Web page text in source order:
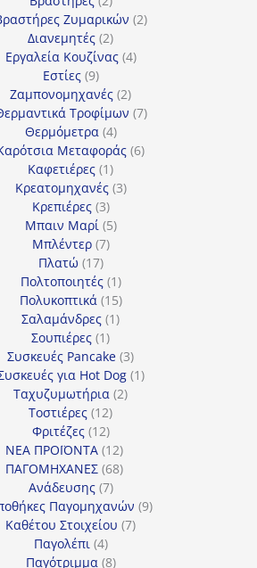
προϊόντα
Ζυμαρικών 22
Διανεμητές 22
προϊόντα
Εργαλεία Κουζίνας 44
Εστίες 99
προϊόντα
Ζαμπονομηχανές 22
προϊόντα
Τροφίμων 77
Θερμόμετρα 44
προϊόντα
Μεταφοράς 66
Καφετιέρες 11
προϊόν
Κρεατομηχανές 33
Κρεπιέρες 33
προϊόντα
Μπαιν Μαρί 55
Μπλέντερ 77
Πλατώ 1717
προϊόντα
Πολτοποιητές 11
προϊόν
Πολυκοπτικά 1515
προϊόντα
Σαλαμάνδρες 11
Σουπιέρες 11
προϊόν
Συσκευές Pancake 33
προϊόντα
για Hot Dog 11
Ταχυζυμωτήρια 22
Τοστιέρες 1212
προϊόντα
Φριτέζες 1212
προϊόντα
ΝΕΑ ΠΡΟΪΟΝΤΑ 1212
προϊόντα
ΠΑΓΟΜΗΧΑΝΕΣ 6868
Ανάδευσης 77
προϊόντα
Παγομηχανών 99
Καθέτου Στοιχείου 77
Παγολέπι 44
προϊόντα
Παγότριμμα 88